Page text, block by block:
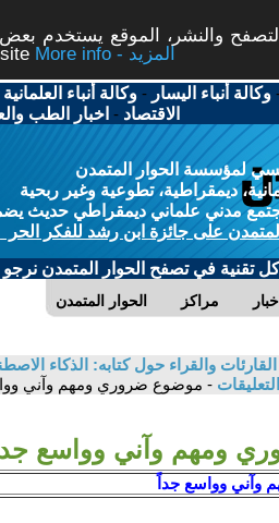
والنشر، الموقع يستخدم
More info - المزيد
وكالة أنباء اليسار -وكالة أنباء العلمانية
الاقتصاد - اخبار الطب
لمؤسسة الحوار المتمدن
ديمقراطية، تطوعية وغير ربحية
مدني علماني ديمقراطي حديث يضمن
على جائزة ابن رشد للفكر الحر
تقنية في تصفح الحوار المتمدن نرجو
الحوار المتمدن مراكز
والقراء حول كتابه: الذكاء
- موضوع ضروري ومهم وآني
ومهم وآني وواسع
وواسع جداً